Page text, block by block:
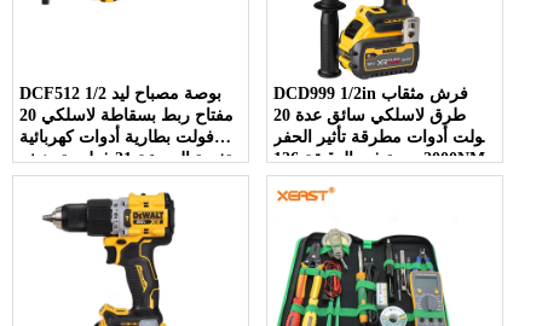
DCF512 1/2 بوصة مصباح ليد
مفتاح ربط بسقاطة لاسلكي 20
فولت بطارية أدوات كهربائية
متغيرة السرعة 21 فولت تصنيف
مفتاح ربط كهربائي بدون فرش
DCD999 1/2in فرش مثقاب
طرق لاسلكي سائق عدة 20
فولت أدوات مطرقة تأثير الحفر
2000 دورة في الدقيقة 126NM
محرك متغير